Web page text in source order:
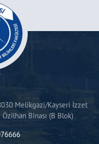
Melikgazi/Kayseri İzzet
Binası (B Blok)